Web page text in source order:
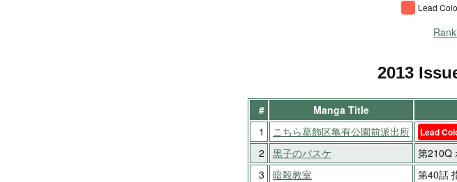
Lead
2013
# Manga Title
1
こちら葛飾区亀有公園前派出所 Lead
2
黒子のバスケ
第210Q
3
暗殺教室
第40話